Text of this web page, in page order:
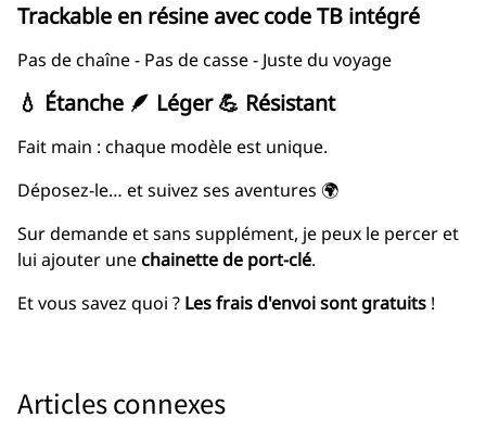
Trackable en résine avec code TB intégré
Pas de chaîne - Pas de casse - Juste du voyage
💧 Étanche 🪶 Léger 💪 Résistant
Fait main : chaque modèle est unique.
Déposez-le… et suivez ses aventures 🌍
Sur demande et sans supplément, je peux le percer et
lui ajouter unechainette de port-clé.
Et vous savez quoi ? Les frais d'envoi sont gratuits !
Articles connexes